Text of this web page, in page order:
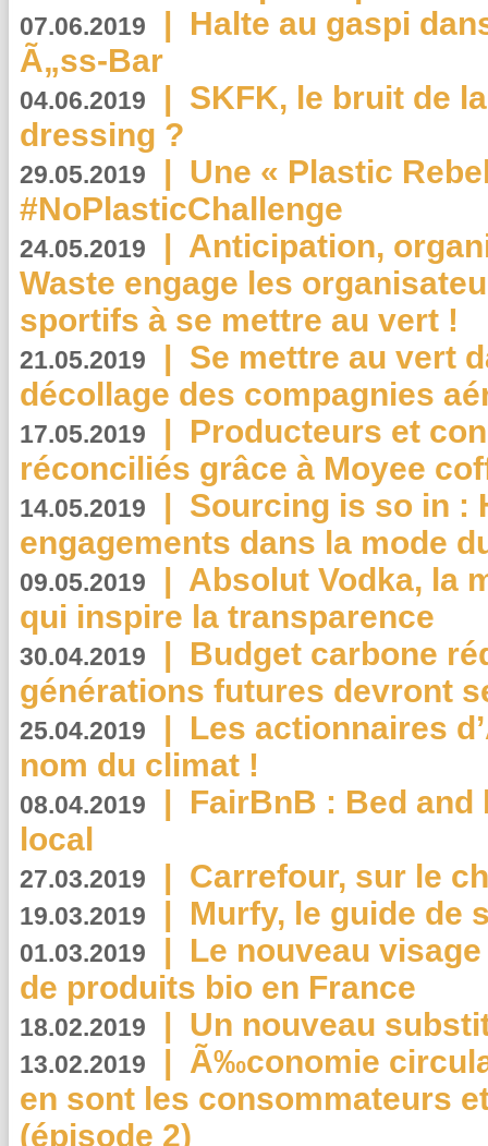
07.06.2019 | Halte au gaspi
Ã„ss-Bar
04.06.2019 | SKFK, le bruit de
dressing ?
29.05.2019 | Une « Plastic
#NoPlasticChallenge
24.05.2019 | Anticipation,
Waste engage les
sportifs à se mettre au vert !
21.05.2019 | Se mettre au vert
décollage des compagnies
17.05.2019 | Producteurs et
réconciliés grâce à Moyee
14.05.2019 | Sourcing is so in :
engagements dans la mode
09.05.2019 | Absolut Vodka, la
qui inspire la transparence
30.04.2019 | Budget carbone
générations futures devront
25.04.2019 | Les actionnaires
nom du climat !
08.04.2019 | FairBnB : Bed
local
27.03.2019 | Carrefour, sur le
19.03.2019 | Murfy, le guide de
01.03.2019 | Le nouveau
de produits bio en France
18.02.2019 | Un nouveau
13.02.2019 | Ã‰conomie
en sont les consommateurs
(épisode 2)